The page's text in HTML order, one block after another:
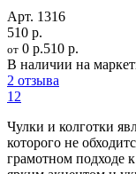
Арт. 1316
510 р.
от 0 р.510 р.
В наличии на
2 отзыва
12
Чулки и колготки
которого не
грамотном подходе